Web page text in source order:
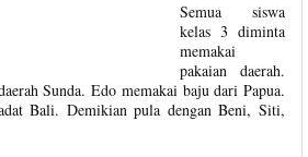
Semua siswa
kelas 3 diminta
memakai
pakaian daerah.
Sunda. Edo memakai baju dari Papua.
Bali. Demikian pula dengan Beni, Siti,